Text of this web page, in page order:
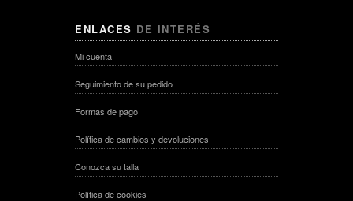
ENLACES DE INTERÉS
Mi cuenta
Seguimiento de su pedido
Formas de pago
Política de cambios y devoluciones
Conozca su talla
Política de cookies